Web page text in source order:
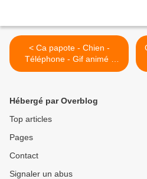
< Ca papote - Chien -
Téléphone - Gif animé -
Gratuit
Hébergé par Overblog
Top articles
Pages
Contact
Signaler un abus